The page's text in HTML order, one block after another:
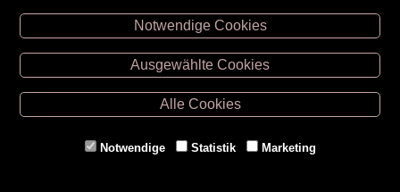
Unsere Öffnungszeiten
Retz -02942/20433
Hollabrunn -02952/30057
Eggenburg -02984/3836
Gmünd -
Notwendige Cookies
Ausgewählte Cookies
Alle Cookies
Notwendige Statistik Marketing